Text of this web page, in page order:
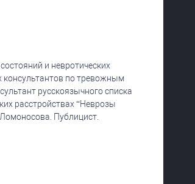
и невротических
консультантов по тревожным
русскоязычного списка
расстройствах “Неврозы
Публицист.